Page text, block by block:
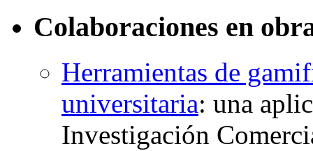
Colaboraciones en
Herramientas de
universitaria: una
Investigación